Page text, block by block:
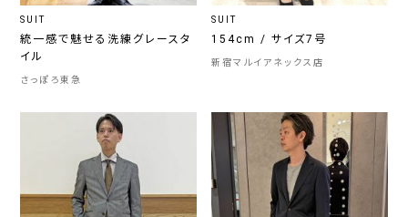
SUIT
統一感で魅せる洗練グレースタ
イル
さっぽろ東急
SUIT
154cm / サイズ7号
新宿マルイアネックス店